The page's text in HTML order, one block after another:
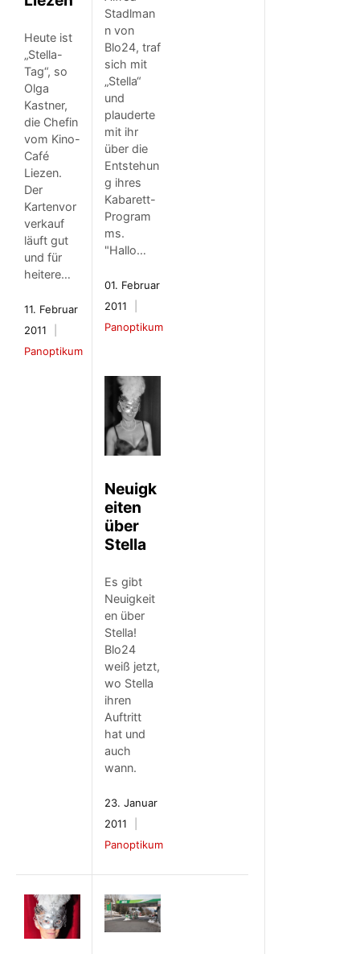
Heute ist
„Stella-
Tag“, so
Olga
Kastner,
die Chefin
vom Kino-
Café
Liezen.
Der
Kartenvor
verkauf
läuft gut
und für
heitere…
11. Februar
2011
Panoptikum
Stadlman
n von
Blo24, traf
sich mit
„Stella“
und
plauderte
mit ihr
über die
Entstehun
g ihres
Kabarett-
Program
ms.
"Hallo…
01. Februar
2011
Panoptikum
Neuigk
eiten
über
Stella
Es gibt
Neuigkeit
en über
Stella!
Blo24
weiß jetzt,
wo Stella
ihren
Auftritt
hat und
auch
wann.
23. Januar
2011
Panoptikum